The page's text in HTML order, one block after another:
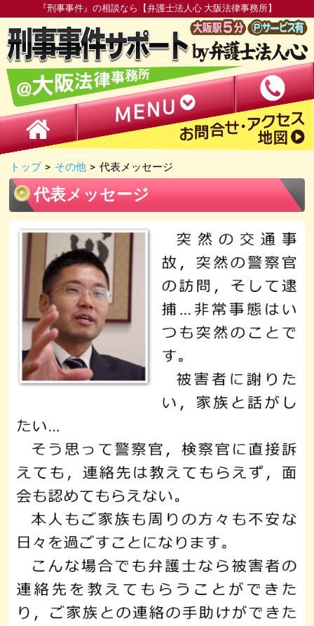
『刑事事件』の相談なら【弁護士法人心 大阪法律事務所】
トップ > その他 > 代表メッセージ
代表メッセージ